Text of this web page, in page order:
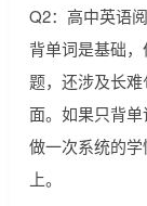
Q2：高中英语
背单词是基础
题，还涉及长
面。如果只背
做一次系统的
上。